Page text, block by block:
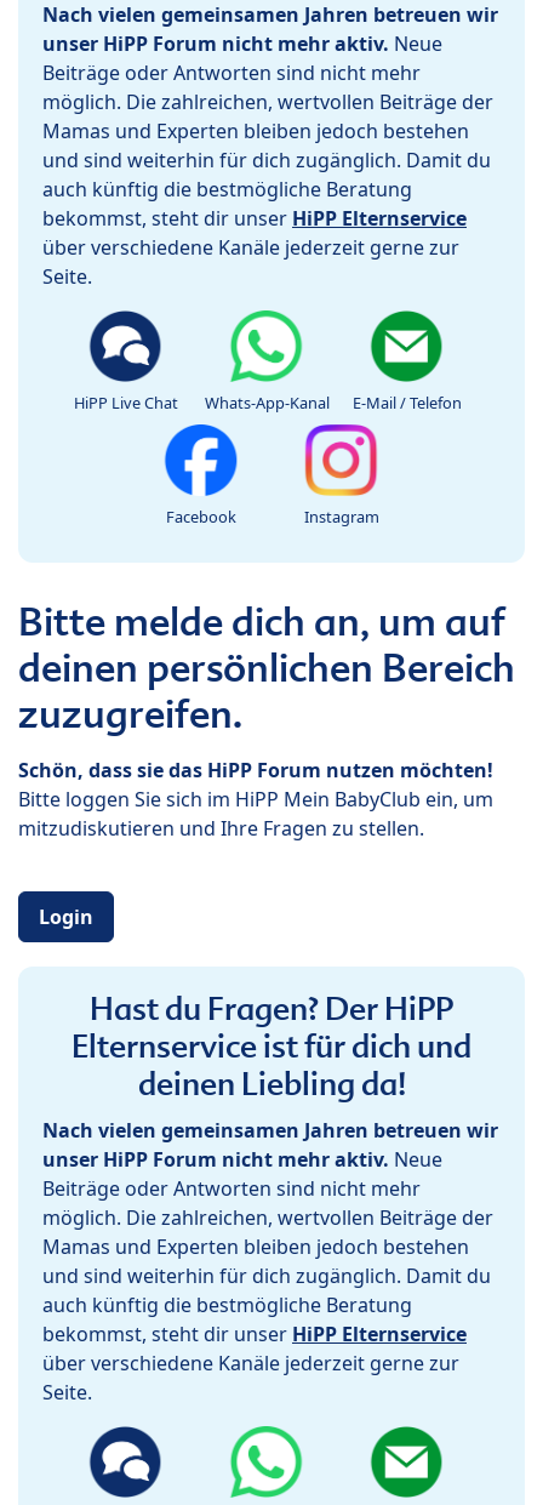
Nach vielen gemeinsamen Jahren betreuen wir
unser HiPP Forum nicht mehr aktiv. Neue
Beiträge oder Antworten sind nicht mehr
möglich. Die zahlreichen, wertvollen Beiträge der
Mamas und Experten bleiben jedoch bestehen
und sind weiterhin für dich zugänglich. Damit du
auch künftig die bestmögliche Beratung
bekommst, steht dir unser HiPP Elternservice
über verschiedene Kanäle jederzeit gerne zur
Seite.
HiPP Live Chat Whats-App-Kanal E-Mail / Telefon
Facebook Instagram
Bitte melde dich an, um auf
deinen persönlichen Bereich
zuzugreifen.
Schön, dass sie das HiPP Forum nutzen möchten!
Bitte loggen Sie sich im HiPP Mein BabyClub ein, um
mitzudiskutieren und Ihre Fragen zu stellen.
Login
Hast du Fragen? Der HiPP
Elternservice ist für dich und
deinen Liebling da!
Nach vielen gemeinsamen Jahren betreuen wir
unser HiPP Forum nicht mehr aktiv. Neue
Beiträge oder Antworten sind nicht mehr
möglich. Die zahlreichen, wertvollen Beiträge der
Mamas und Experten bleiben jedoch bestehen
und sind weiterhin für dich zugänglich. Damit du
auch künftig die bestmögliche Beratung
bekommst, steht dir unser HiPP Elternservice
über verschiedene Kanäle jederzeit gerne zur
Seite.